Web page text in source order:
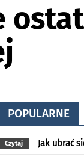
POPULARNE
Czytaj Jak ubrać